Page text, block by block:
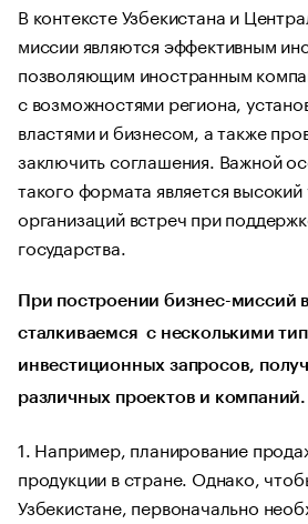
В контексте Узбекистана и
миссии являются эффективным
позволяющим иностранным
с возможностями региона,
властями и бизнесом, а также
заключить соглашения. Важной
такого формата является высокий
организаций встреч при
государства.
При построении бизнес-миссий
сталкиваемся с несколькими
инвестиционных запросов,
различных проектов и компаний.
1. Например, планирование
продукции в стране. Однако,
Узбекистане, первоначально